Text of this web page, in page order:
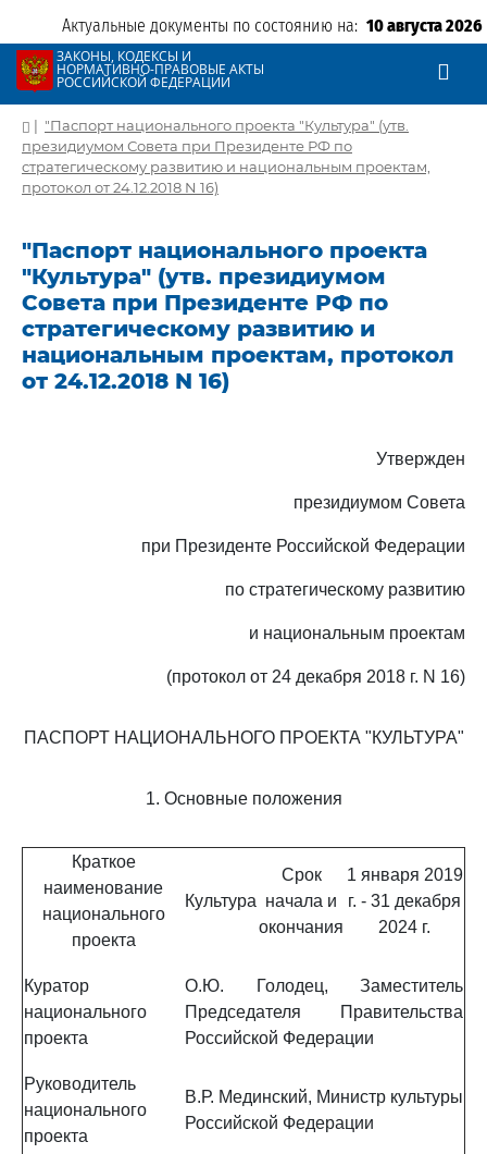
Актуальные документы по состоянию на: 10 августа 2026
ЗАКОНЫ, КОДЕКСЫ И
НОРМАТИВНО-ПРАВОВЫЕ АКТЫ
РОССИЙСКОЙ ФЕДЕРАЦИИ
| "Паспорт национального проекта "Культура" (утв.
президиумом Совета при Президенте РФ по
стратегическому развитию и национальным проектам,
протокол от 24.12.2018 N 16)
"Паспорт национального проекта
"Культура" (утв. президиумом
Совета при Президенте РФ по
стратегическому развитию и
национальным проектам, протокол
от 24.12.2018 N 16)
Утвержден
президиумом Совета
при Президенте Российской Федерации
по стратегическому развитию
и национальным проектам
(протокол от 24 декабря 2018 г. N 16)
ПАСПОРТ НАЦИОНАЛЬНОГО ПРОЕКТА "КУЛЬТУРА"
1. Основные положения
Краткое
наименование
национального
проекта
Культура
Срок
начала и
окончания
1 января 2019
г. - 31 декабря
2024 г.
Куратор
национального
проекта
О.Ю. Голодец, Заместитель
Председателя Правительства
Российской Федерации
Руководитель
национального
проекта
В.Р. Мединский, Министр культуры
Российской Федерации